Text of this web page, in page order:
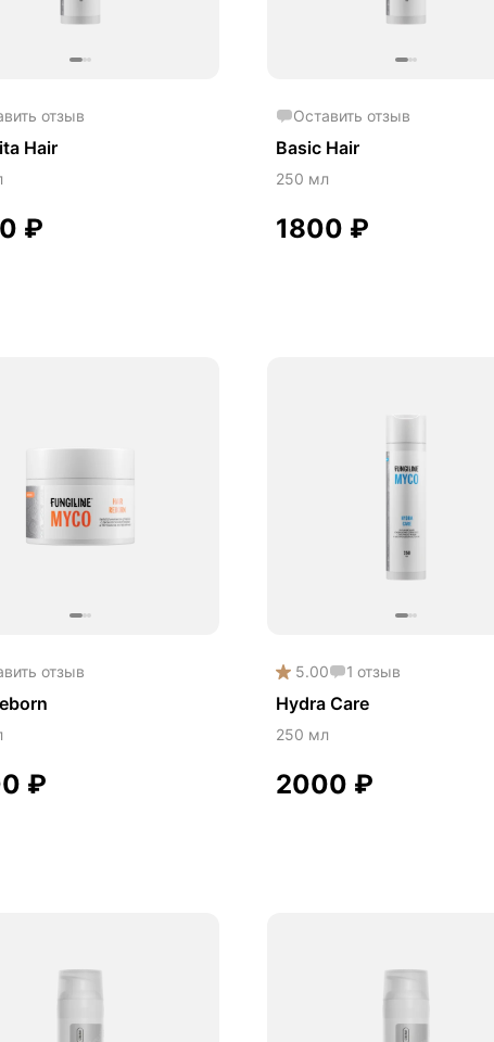
отзыв
Hair
₽
Оставить отзыв
Basic Hair
250 мл
1800 ₽
отзыв
₽
5.00 1 отзыв
Hydra Care
250 мл
2000 ₽